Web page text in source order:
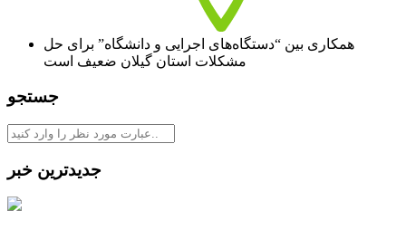
همکاری بین “دستگاه‌های اجرایی و دانشگاه” برای حل
مشکلات استان گیلان ضعیف است
جستجو
جدیدترین خبر